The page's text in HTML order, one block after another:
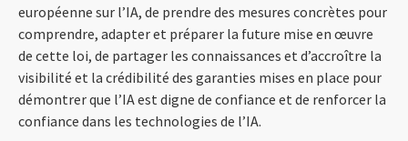
européenne sur l’IA, de prendre des mesures concrètes pour
comprendre, adapter et préparer la future mise en œuvre
de cette loi, de partager les connaissances et d’accroître la
visibilité et la crédibilité des garanties mises en place pour
démontrer que l’IA est digne de confiance et de renforcer la
confiance dans les technologies de l’IA.